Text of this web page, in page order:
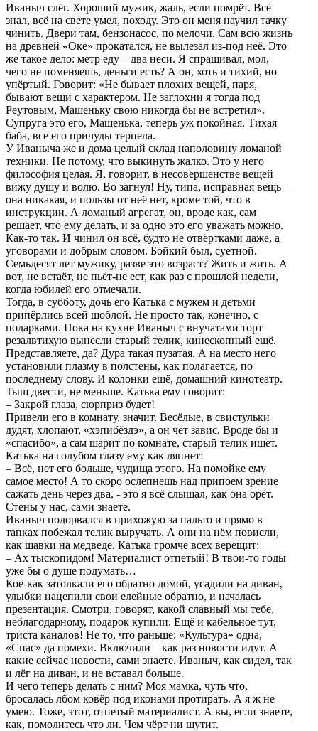
Иваныч слёг. Хороший мужик, жаль, если помрёт. Всё
знал, всё на свете умел, походу. Это он меня научил тачку
чинить. Двери там, бензонасос, по мелочи. Сам всю жизнь
на древней «Оке» прокатался, не вылезал из-под неё. Это
же такое дело: метр еду – два неси. Я спрашивал, мол,
чего не поменяешь, деньги есть? А он, хоть и тихий, но
упёртый. Говорит: «Не бывает плохих вещей, паря,
бывают вещи с характером. Не заглохни я тогда под
Реутовым, Машеньку свою никогда бы не встретил».
Супруга это его, Машенька, теперь уж покойная. Тихая
баба, все его причуды терпела.
У Иваныча же и дома целый склад наполовину ломаной
техники. Не потому, что выкинуть жалко. Это у него
философия целая. Я, говорит, в несовершенстве вещей
вижу душу и волю. Во загнул! Ну, типа, исправная вещь –
она никакая, и пользы от неё нет, кроме той, что в
инструкции. А ломаный агрегат, он, вроде как, сам
решает, что ему делать, и за одно это его уважать можно.
Как-то так. И чинил он всё, будто не отвёртками даже, а
уговорами и добрым словом. Бойкий был, суетной.
Семьдесят лет мужику, разве это возраст? Жить и жить. А
вот, не встаёт, не пьёт-не ест, как раз с прошлой недели,
когда юбилей его отмечали.
Тогда, в субботу, дочь его Катька с мужем и детьми
припёрлись всей шоблой. Не просто так, конечно, с
подарками. Пока на кухне Иваныч с внучатами торт
резалвтихую вынесли старый телик, кинескопный ещё.
Представляете, да? Дура такая пузатая. А на место него
установили плазму в полстены, как полагается, по
последнему слову. И колонки ещё, домашний кинотеатр.
Тыщ двести, не меньше. Катька ему говорит:
– Закрой глаза, сюрприз будет!
Привели его в комнату, значит. Весёлые, в свистульки
дудят, хлопают, «хэпибёздэ», а он чёт завис. Вроде бы и
«спасибо», а сам шарит по комнате, старый телик ищет.
Катька на голубом глазу ему как ляпнет:
– Всё, нет его больше, чудища этого. На помойке ему
самое место! А то скоро ослепнешь над припоем зрение
сажать день через два, - это я всё слышал, как она орёт.
Стены у нас, сами знаете.
Иваныч подорвался в прихожую за пальто и прямо в
тапках побежал телик выручать. А они на нём повисли,
как шавки на медведе. Катька громче всех верещит:
– Ах тыскопидом! Материалист отпетый! В твои-то годы
уже бы о душе подумать…
Кое-как затолкали его обратно домой, усадили на диван,
улыбки нацепили свои елейные обратно, и началась
презентация. Смотри, говорят, какой славный мы тебе,
неблагодарному, подарок купили. Ещё и кабельное тут,
триста каналов! Не то, что раньше: «Культура» одна,
«Спас» да помехи. Включили – как раз новости идут. А
какие сейчас новости, сами знаете. Иваныч, как сидел, так
и лёг на диван, и не вставал больше.
И чего теперь делать с ним? Моя мамка, чуть что,
бросалась лбом ковёр под иконами протирать. А я ж не
умею. Тоже, этот, отпетый материалист. А вы, если знаете,
как, помолитесь что ли. Чем чёрт ни шутит.